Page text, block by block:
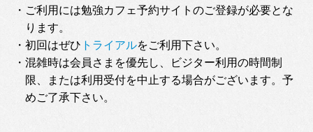
・ご利用には勉強カフェ予約サイトのご登録が必要とな
ります。
・初回はぜひ トライアルをご利用下さい。
・混雑時は会員さまを優先し、ビジター利用の時間制
限、または利用受付を中止する場合がございます。予
めご了承下さい。